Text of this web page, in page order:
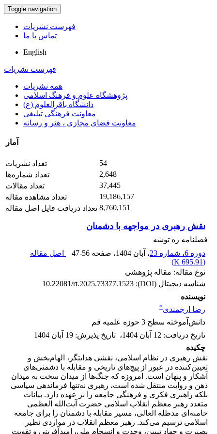
Toggle navigation
فهرست نشریات
تماس با ما
English
فهرست نشریات
همه نشریات
پژوهشگاه علوم و فرهنگ اسلامی
دانشگاه باقرالعلوم (ع)
معاونت فرهنگی تبلیغی
معاونت فضای مجازی ، هنر و رسانه
آمار
تعداد نشریات
54
تعداد شماره‌ها
2,648
تعداد مقالات
37,445
تعداد مشاهده مقاله
19,186,157
تعداد دریافت فایل اصل مقاله 8,760,151
نقش رهبری در مواجهه با دشمنان
فصلنامه ره توشه
دوره 6، شماره 23
، آبان 1404 ، صفحه 47-56
اصل مقاله
(
695.91 K
)
نوع مقاله: مقاله پژوهشی
شناسه دیجیتال (DOI):
10.22081/rt.2025.73377.1523
نویسنده
رضا ارجمندی*
دانش‌آموخته سطح 3 حوزه علمیه قم
تاریخ دریافت: 12 آبان 1404 ، تاریخ پذیرش: 19 آبان 1404
چکیده
نقش رهبری در نظام اسلامی، نقشی هدایتگر، الهام‌بخش و
تعیین‌کننده در عبور از پیچ‌های تاریخی و مقابله با دشمنی‌های
آشکار و پنهان است. امروزه که جنگ‌ها از میدان سخت به میدان
ذهن و روایت منتقل شده است، رهبری نه‌تنها فرماندهی سیاسی
بلکه راهبری فکری و فرهنگی جامعه را بر عهده دارد. بیانات
متعدد رهبر معظم انقلاب اسلامی حضرت آیت‌الله العظمی
خامنه‌ای مدظله العالی، مسیر مقابله با دشمنان را برای جامعه
اسلامی ترسیم می‌کند. رهبر معظم انقلاب در مواردی نظیر
بصیرت و جهاد تبیین، وحدت و انسجام ملی، امیدآفرینی و تقویت